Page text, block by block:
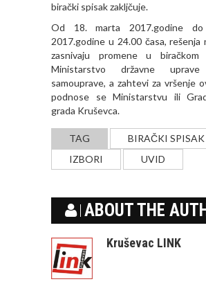
birački spisak zakljčuje.
Od 18. marta 2017.godine
2017.godine u 24.00 časa, rešenja
zasnivaju promene u
Ministarstvo državne
samouprave, a zahtevi za vršenje
podnose se Ministarstvu ili
grada Kruševca.
TAG
BIRAČKI SPISAK
IZBORI
UVID
ABOUT THE
Kruševac LINK